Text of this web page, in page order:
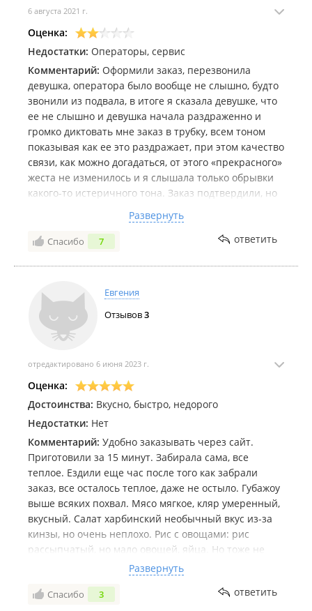
6 августа 2021 г.
Оценка:
Недостатки: Операторы, сервис
Комментарий: Оформили заказ, перезвонила
девушка, оператора было вообще не слышно, будто
звонили из подвала, в итоге я сказала девушке, что
ее не слышно и девушка начала раздраженно и
громко диктовать мне заказ в трубку, всем тоном
показывая как ее это раздражает, при этом качество
связи, как можно догадаться, от этого «прекрасного»
жеста не изменилось и я слышала только обрывки
какого-то истеричного тона. Заказ подтвердили, но
привезли не правильно... не знаю, короче как так
получилось. В любом случае, сотрудница на
максимально непрофессионально.
Развернуть
Спасибо 7 ответить
Евгения
Отзывов3
отредактировано 6 июня 2023 г.
Оценка:
Достоинства: Вкусно, быстро, недорого
Недостатки: Нет
Комментарий: Удобно заказывать через сайт.
Приготовили за 15 минут. Забирала сама, все
теплое. Ездили еще час после того как забрали
заказ, все осталось теплое, даже не остыло. Губажоу
выше всяких похвал. Мясо мягкое, кляр умеренный,
вкусный. Салат харбинский необычный вкус из-за
кинзы, но очень неплохо. Рис с овощами: рис
рассыпчатый, но мало овощей, яйца. Но тоже не
менее вкусно. Цена приятная, вес как и заявлено, на
двоих- 3 раза поесть😄 Единственное, не сразу
нашла вход, нет вывески, ввиду того, что это ***)
Развернуть
Спасибо 3 ответить